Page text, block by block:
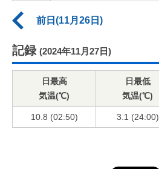
前日(11月26日)
記録 (2024年11月27日)
日最高
気温(℃)
日最低
気温(℃)
10.8 (02:50) 3.1 (24:00)